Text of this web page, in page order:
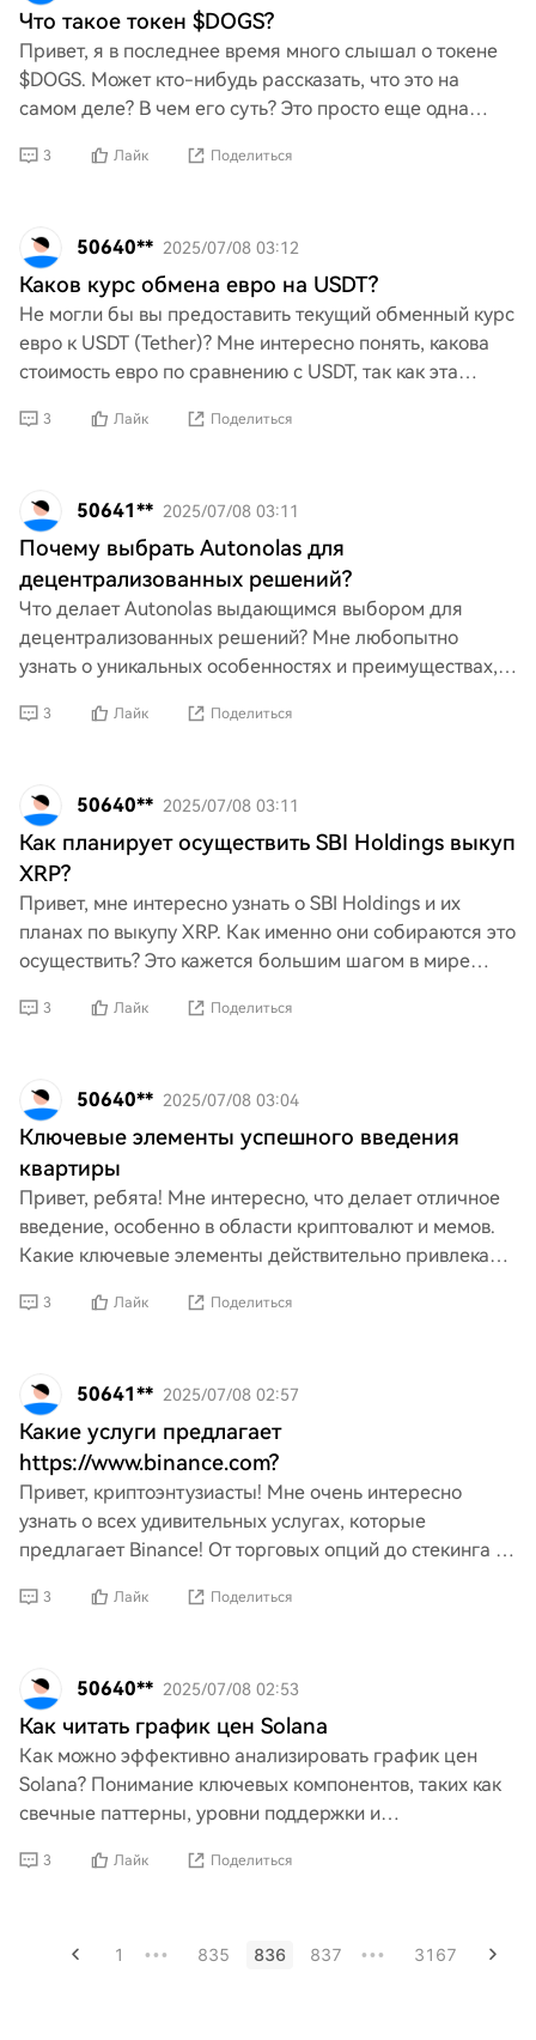
Что такое токен $DOGS?
Привет, я в последнее время много слышал о токене
$DOGS. Может кто-нибудь рассказать, что это на
самом деле? В чем его суть? Это просто еще одна
функции?
3 Лайк Поделиться
50640** 2025/07/08 03:12
Каков курс обмена евро на USDT?
Не могли бы вы предоставить текущий обменный курс
евро к USDT (Tether)? Мне интересно понять, какова
стоимость евро по сравнению с USDT, так как эта
торговы
3 Лайк Поделиться
50641** 2025/07/08 03:11
Почему выбрать Autonolas для
децентрализованных решений?
Что делает Autonolas выдающимся выбором для
децентрализованных решений? Мне любопытно
узнать о уникальных особенностях и преимуществах,
кого-то есть иде
3 Лайк Поделиться
50640** 2025/07/08 03:11
Как планирует осуществить SBI Holdings выкуп
XRP?
Привет, мне интересно узнать о SBI Holdings и их
планах по выкупу XRP. Как именно они собираются это
осуществить? Это кажется большим шагом в мире
ст 3 Лайк Поделиться
50640** 2025/07/08 03:04
Ключевые элементы успешного введения
квартиры
Привет, ребята! Мне интересно, что делает отличное
введение, особенно в области криптовалют и мемов.
Какие ключевые элементы действительно привлекают
сов3 Лайк Поделиться
50641** 2025/07/08 02:57
Какие услуги предлагает
https://www.binance.com?
Привет, криптоэнтузиасты! Мне очень интересно
узнать о всех удивительных услугах, которые
предлагает Binance! От торговых опций до стекинга и
хочу
3 Лайк Поделиться
50640** 2025/07/08 02:53
Как читать график цен Solana
Как можно эффективно анализировать график цен
Solana? Понимание ключевых компонентов, таких как
свечные паттерны, уровни поддержки и
значение. Кроме т
3 Лайк Поделиться
1 ••• 835 836 837 ••• 3167